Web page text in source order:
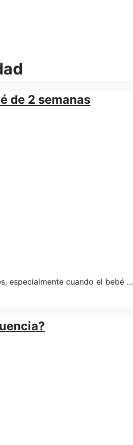
de 2 semanas
especialmente cuando el bebé …